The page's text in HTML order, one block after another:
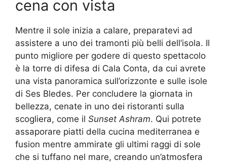
cena con vista
Mentre il sole inizia a calare, preparatevi ad
assistere a uno dei tramonti più belli dell’isola. Il
punto migliore per godere di questo spettacolo
è la torre di difesa di Cala Conta, da cui avrete
una vista panoramica sull’orizzonte e sulle isole
di Ses Bledes. Per concludere la giornata in
bellezza, cenate in uno dei ristoranti sulla
scogliera, come il Sunset Ashram. Qui potrete
assaporare piatti della cucina mediterranea e
fusion mentre ammirate gli ultimi raggi di sole
che si tuffano nel mare, creando un’atmosfera